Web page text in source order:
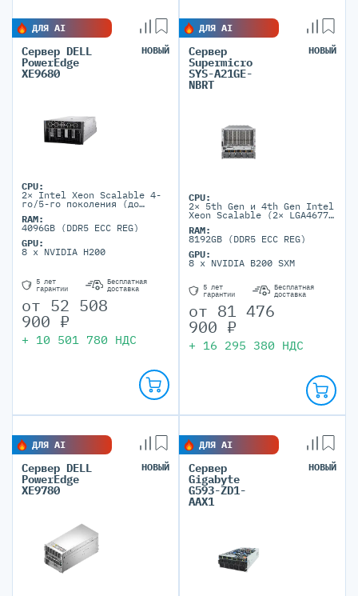
ДЛЯ AI
Сервер DELL
PowerEdge
XE9680
НОВЫЙ
CPU:
2× Intel Xeon Scalable 4-
го/5-го поколения (до
RAM:
4096GB (DDR5 ECC REG)
GPU:
8 x NVIDIA H200
5 лет
гарантии
Бесплатная
доставка
от 52 508
900 ₽
+ 10 501 780 НДС
ДЛЯ AI
Сервер
Supermicro
SYS-A21GE-
NBRT
НОВЫЙ
CPU:
2× 5th Gen и 4th Gen Intel
Xeon Scalable (2× LGA4677,
RAM:
8192GB (DDR5 ECC REG)
GPU:
8 x NVIDIA B200 SXM
5 лет
гарантии
Бесплатная
доставка
от 81 476
900 ₽
+ 16 295 380 НДС
ДЛЯ AI
Сервер DELL
PowerEdge
XE9780
НОВЫЙ
ДЛЯ AI
Сервер
Gigabyte
G593-ZD1-
AAX1
НОВЫЙ